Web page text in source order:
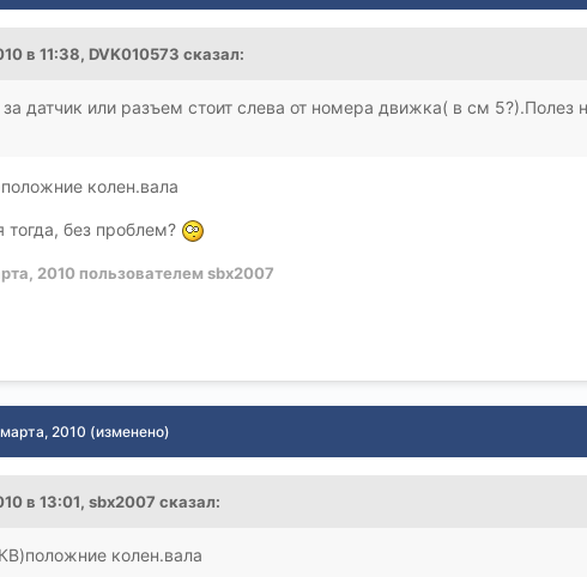
в 11:38, DVK010573 сказал:
датчик или разъем стоит слева от номера движка( в см
колен.вала
тогда, без проблем?
2010 пользователем sbx2007
2010 (изменено)
в 13:01, sbx2007 сказал:
колен.вала